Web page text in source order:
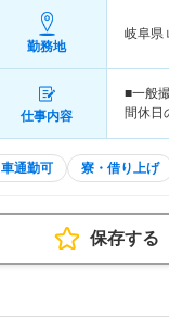
勤務地
岐阜県
仕事内容
■一般
間休日
車通勤可 寮・借り上げ
保存する